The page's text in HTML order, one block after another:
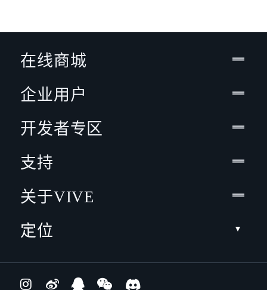
在线商城
企业用户
开发者专区
支持
关于VIVE
定位